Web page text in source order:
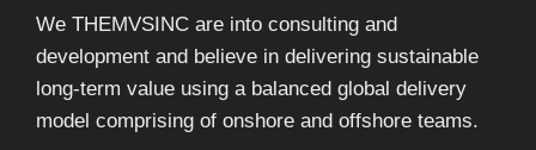
We THEMVSINC are into consulting and
development and believe in delivering sustainable
long-term value using a balanced global delivery
model comprising of onshore and offshore teams.